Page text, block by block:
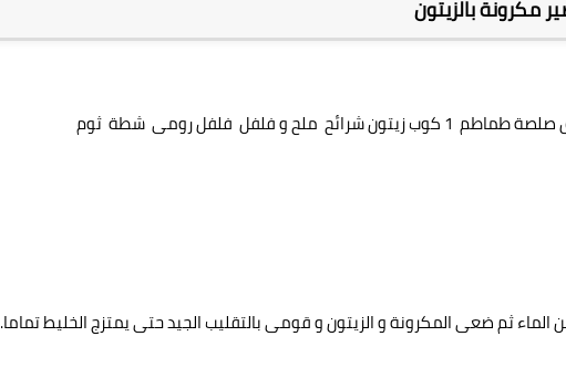
ثم ضعى المكرونة و الزيتون و قومى بالتقليب الجيد حتى يمتزج الخليط تماما.